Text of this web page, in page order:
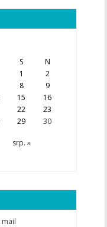
S N
srp. »
1
2
8
9
15
16
22
23
29 30
mail